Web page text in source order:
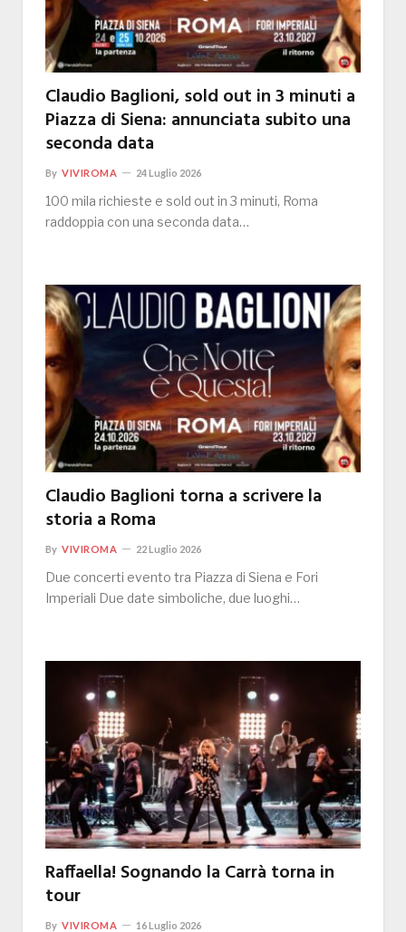
Claudio Baglioni, sold out in 3 minuti a
Piazza di Siena: annunciata subito una
seconda data
By VIVIROMA 24 Luglio 2026
100 mila richieste e sold out in 3 minuti, Roma
raddoppia con una seconda data…
Claudio Baglioni torna a scrivere la
storia a Roma
By VIVIROMA 22 Luglio 2026
Due concerti evento tra Piazza di Siena e Fori
Imperiali Due date simboliche, due luoghi…
Raffaella! Sognando la Carrà torna in
tour
By VIVIROMA 16 Luglio 2026